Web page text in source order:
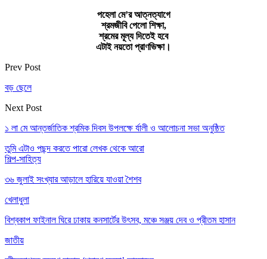
পহেলা মে’র আত্নত্যাগে
শ্রমজীবি পেলো শিক্ষা,
শ্রমের মূল্য দিতেই হবে
এটাই নয়তো প্রাণভিক্ষা।
Prev Post
বড় ছেলে
Next Post
১ লা মে আন্তর্জাতিক শ্রমিক দিবস উপলক্ষে র্যালী ও আলোচনা সভা অনুষ্ঠিত
তুমি এটাও পছন্দ করতে পারো লেখক থেকে আরো
শিল্প-সাহিত্য
৩৬ জুলাই সংখ্যার আড়ালে হারিয়ে যাওয়া শৈশব
খেলাধুলা
বিশ্বকাপ ফাইনাল ঘিরে ঢাকায় কনসার্টের উৎসব, মঞ্চে সঞ্জয় দেব ও প্রীতম হাসান
জাতীয়